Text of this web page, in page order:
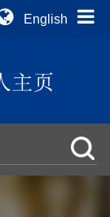
English